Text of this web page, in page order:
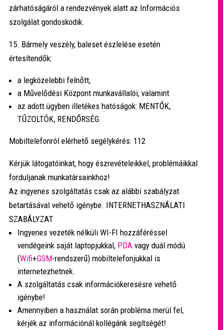
zárhatóságáról a rendezvények alatt az Információs
szolgálat gondoskodik.
15. Bármely veszély, baleset észlelése esetén
értesítendők:
a legközelebbi felnőtt,
a Művelődési Központ munkavállalói, valamint
az adott ügyben illetékes hatóságok: MENTŐK,
TŰZOLTÓK, RENDŐRSÉG
Mobiltelefonról elérhető segélykérés: 112
Kérjük látogatóinkat, hogy észrevételeikkel, problémáikkal
forduljanak munkatársainkhoz!
Az ingyenes szolgáltatás csak az alábbi szabályzat
betartásával vehető igénybe. INTERNETHASZNÁLATI
SZABÁLYZAT
Ingyenes vezeték nélküli WI-FI hozzáféréssel
vendégeink saját laptopjukkal, PDA vagy duál módú
(Wifi+GSM-rendszerű) mobiltelefonjukkal is
internetezhetnek.
A szolgáltatás csak információkeresésre vehető
igénybe!
Amennyiben a használat során probléma merül fel,
kérjék az információnál kollégánk segítségét!